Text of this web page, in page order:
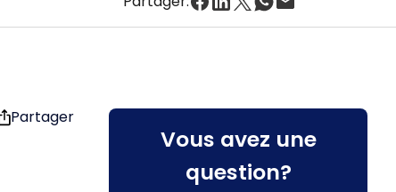
Partager
Vous avez une
question?